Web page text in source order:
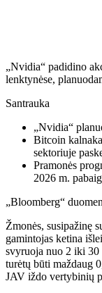
„Nvidia“ padidino
lenktynėse,
Santrauka
„Nvidia“
Bitcoin
sektoriuje
Pramonės
2026 m.
„Bloomberg“
Žmonės, susipažinę
gamintojas ketina
svyruoja nuo 2 iki 30
turėtų būti maždaug
JAV iždo vertybinių